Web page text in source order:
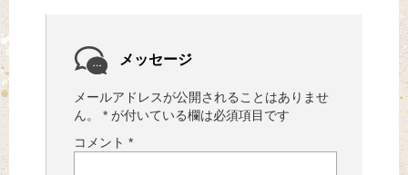
メッセージ
メールアドレスが公開されることはありませ
ん。
* が付いている欄は必須項目です
コメント *